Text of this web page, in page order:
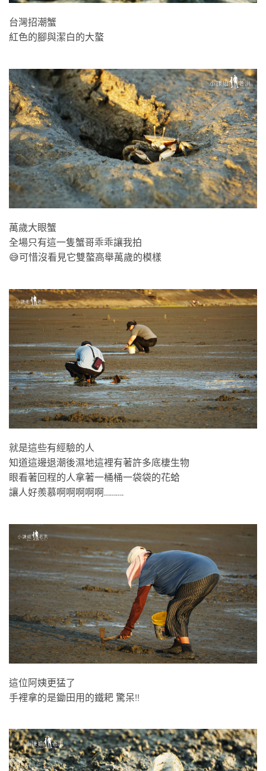
台灣招潮蟹
紅色的腳與潔白的大螯
萬歲大眼蟹
全場只有這一隻蟹哥乖乖讓我拍
😅可惜沒看見它雙螯高舉萬歲的模樣
就是這些有經驗的人
知道這邊退潮後濕地這裡有著許多底棲生物
眼看著回程的人拿著一桶桶一袋袋的花蛤
讓人好羨慕啊啊啊啊啊……….
這位阿姨更猛了
手裡拿的是鋤田用的鐵耙 驚呆!!